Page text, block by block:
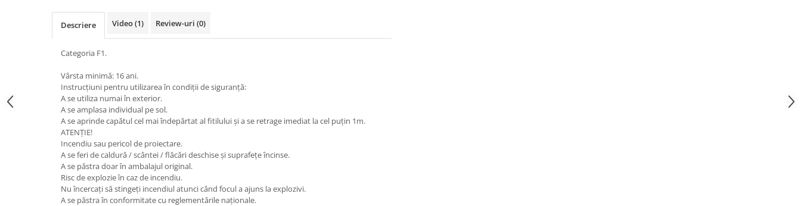
Descriere Video(1) Review-uri (0)
Categoria F1.
Vârsta minimă: 16 ani.
Instrucțiuni pentru utilizarea în condiții de siguranță:
A se utiliza numai în exterior.
A se amplasa individual pe sol.
A se aprinde capătul cel mai îndepărtat al fitilului și a se retrage imediat la cel puțin 1m.
ATENȚIE!
Incendiu sau pericol de proiectare.
A se feri de caldură / scântei / flăcări deschise și suprafețe încinse.
A se păstra doar în ambalajul original.
Risc de explozie în caz de incendiu.
Nu încercați să stingeți incendiul atunci când focul a ajuns la explozivi.
A se păstra în conformitate cu reglementările naționale.